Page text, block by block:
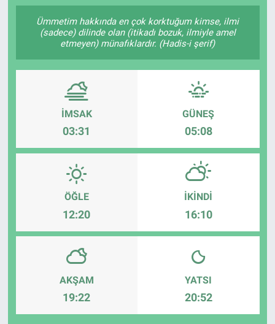
Ümmetim hakkında en çok korktuğum kimse, ilmi
(sadece) dilinde olan (itikadı bozuk, ilmiyle amel
etmeyen) münafıklardır. (Hadis-i şerif)
İMSAK
03:31
GÜNEŞ
05:08
ÖĞLE
12:20
İKINDI
16:10
AKŞAM
19:22
YATSI
20:52